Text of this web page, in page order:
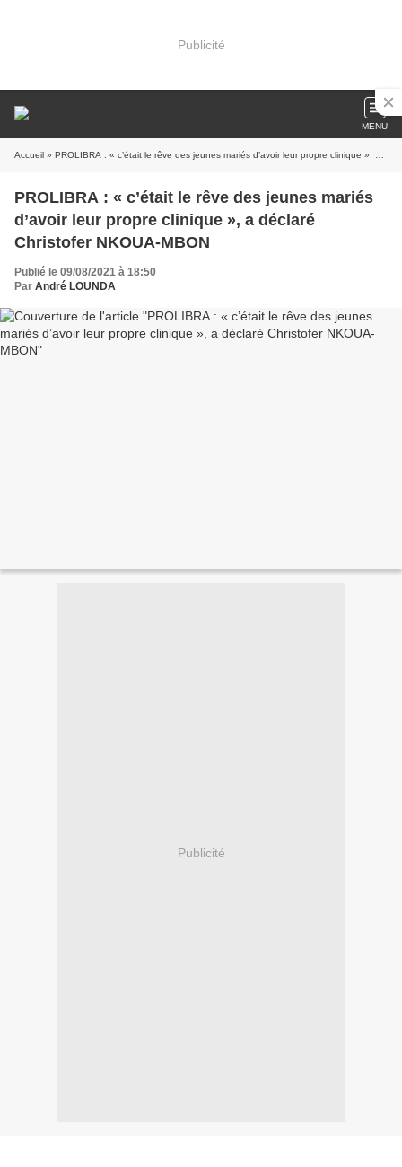
Publicité
MENU
Accueil » PROLIBRA : « c’était le rêve des jeunes mariés d’avoir leur propre clinique », a déclaré Christofer NKOUA-MBON
PROLIBRA : « c’était le rêve des jeunes mariés
d’avoir leur propre clinique », a déclaré
Christofer NKOUA-MBON
Publié le 09/08/2021 à 18:50
Par André LOUNDA
Publicité